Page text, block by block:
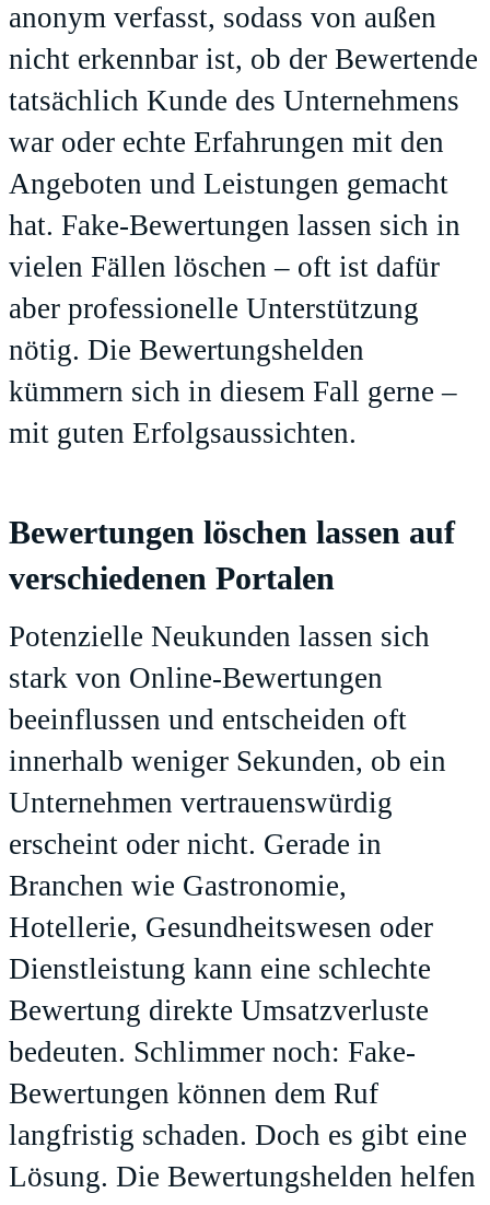
anonym verfasst, sodass von außen
nicht erkennbar ist, ob der Bewertende
tatsächlich Kunde des Unternehmens
war oder echte Erfahrungen mit den
Angeboten und Leistungen gemacht
hat. Fake-Bewertungen lassen sich in
vielen Fällen löschen – oft ist dafür
aber professionelle Unterstützung
nötig. Die Bewertungshelden
kümmern sich in diesem Fall gerne –
mit guten Erfolgsaussichten.
Bewertungen löschen lassen auf
verschiedenen Portalen
Potenzielle Neukunden lassen sich
stark von Online-Bewertungen
beeinflussen und entscheiden oft
innerhalb weniger Sekunden, ob ein
Unternehmen vertrauenswürdig
erscheint oder nicht. Gerade in
Branchen wie Gastronomie,
Hotellerie, Gesundheitswesen oder
Dienstleistung kann eine schlechte
Bewertung direkte Umsatzverluste
bedeuten. Schlimmer noch: Fake-
Bewertungen können dem Ruf
langfristig schaden. Doch es gibt eine
Lösung. Die Bewertungshelden helfen